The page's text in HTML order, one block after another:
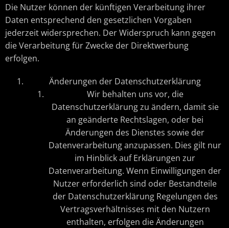
Die Nutzer können der künftigen Verarbeitung ihrer
Daten entsprechend den gesetzlichen Vorgaben
jederzeit widersprechen. Der Widerspruch kann gegen
die Verarbeitung für Zwecke der Direktwerbung
erfolgen.
Änderungen der Datenschutzerklärung
Wir behalten uns vor, die
Datenschutzerklärung zu ändern, damit sie
an geänderte Rechtslagen, oder bei
Änderungen des Dienstes sowie der
Datenverarbeitung anzupassen. Dies gilt nur
im Hinblick auf Erklärungen zur
Datenverarbeitung. Wenn Einwilligungen der
Nutzer erforderlich sind oder Bestandteile
der Datenschutzerklärung Regelungen des
Vertragsverhältnisses mit den Nutzern
enthalten, erfolgen die Änderungen